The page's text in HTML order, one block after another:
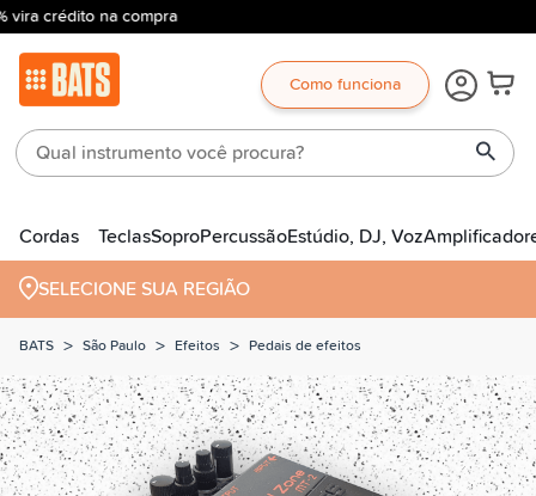
crédito na compra
Como funciona
Cordas TeclasSoproPercussãoEstúdio, DJ, Voz
SELECIONE SUA REGIÃO
BATS > São Paulo > Efeitos > Pedais de efeitos